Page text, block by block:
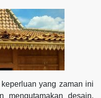
yang zaman ini
mengutamakan desain,